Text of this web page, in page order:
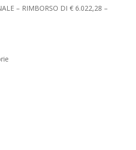
– RIMBORSO DI € 6.022,28 –